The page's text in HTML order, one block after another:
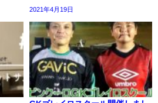
2021年4月19日